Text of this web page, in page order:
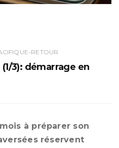
RETOUR
3): démarrage en
à préparer son
réservent